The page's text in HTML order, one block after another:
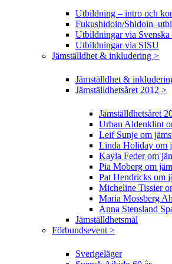
Utbildning – intro och
Fukushidoin/
Utbildningar via
Utbildningar via SISU
Jämställdhet & inkludering >
Jämställdhet &
Jämställdhetsåret 2012 >
Jämställdhetsåret
Urban Aldenklint
Leif Sunje om
Linda Holiday om
Kayla Feder om
Pia Moberg om
Pat Hendricks om
Micheline Tissier
Maria Mossberg
Anna Stensland
Jämställdhetsmål
Förbundsevent >
Sverigeläger